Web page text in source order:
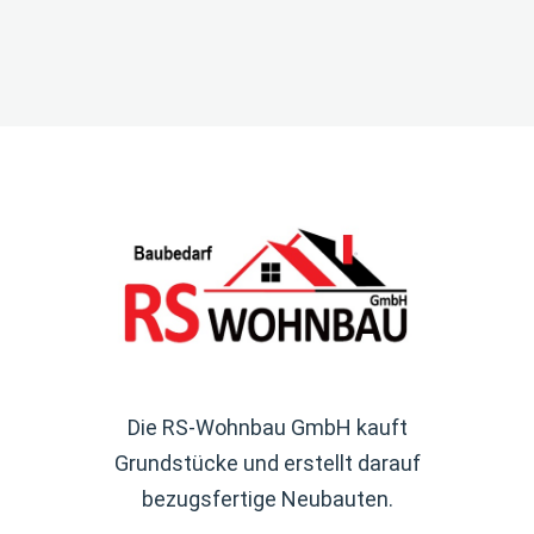
Die RS-Wohnbau GmbH kauft
Grundstücke und erstellt darauf
bezugsfertige Neubauten.